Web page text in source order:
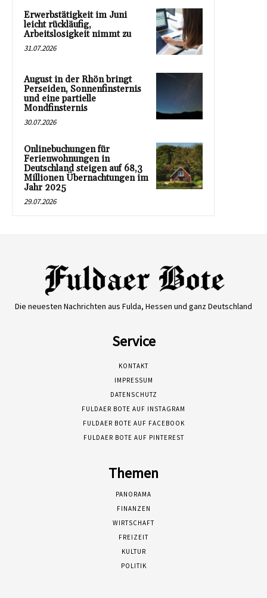
Erwerbstätigkeit im Juni
leicht rückläufig,
Arbeitslosigkeit nimmt zu
31.07.2026
August in der Rhön bringt
Perseiden, Sonnenfinsternis
und eine partielle
Mondfinsternis
30.07.2026
Onlinebuchungen für
Ferienwohnungen in
Deutschland steigen auf 68,3
Millionen Übernachtungen im
Jahr 2025
29.07.2026
Die neuesten Nachrichten aus Fulda, Hessen und ganz Deutschland
Service
KONTAKT
IMPRESSUM
DATENSCHUTZ
FULDAER BOTE AUF INSTAGRAM
FULDAER BOTE AUF FACEBOOK
FULDAER BOTE AUF PINTEREST
Themen
PANORAMA
FINANZEN
WIRTSCHAFT
FREIZEIT
KULTUR
POLITIK